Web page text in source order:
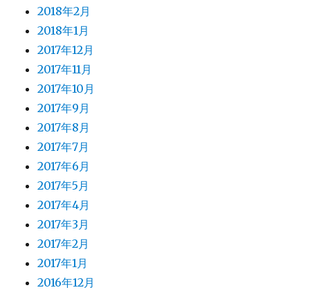
2018年2月
2018年1月
2017年12月
2017年11月
2017年10月
2017年9月
2017年8月
2017年7月
2017年6月
2017年5月
2017年4月
2017年3月
2017年2月
2017年1月
2016年12月